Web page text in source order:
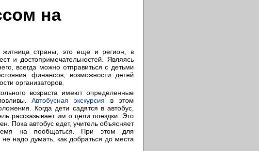
на
житница страны, это еще и регион, в
и достопримечательностей. Являясь
всегда можно отправиться с детьми
финансов, возможности детей
организаторов.
возраста имеют определенные
Автобусная экскурсия в этом
Когда дети садятся в автобус,
рассказывает им о цели поездки. Это
Пока автобус едет, учитель объясняет
на пообщаться. При этом для
не надо думать, как добраться до места